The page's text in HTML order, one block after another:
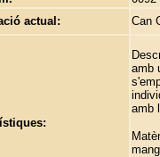
actual:
Can
amb
amb